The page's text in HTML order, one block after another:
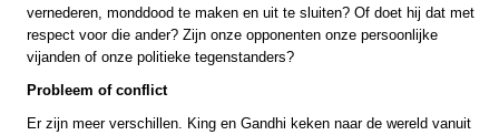
vernederen, monddood te maken en uit te sluiten? Of doet hij dat met
respect voor die ander? Zijn onze opponenten onze persoonlijke
vijanden of onze politieke tegenstanders?
Probleem of conflict
Er zijn meer verschillen. King en Gandhi keken naar de wereld vanuit